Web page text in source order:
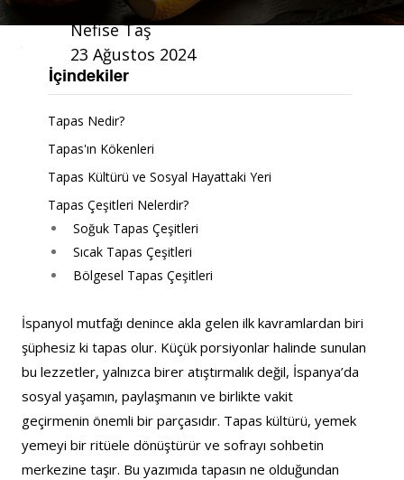
Nefise Taş
23 Ağustos 2024
İçindekiler
Tapas Nedir?
Tapas'ın Kökenleri
Tapas Kültürü ve Sosyal Hayattaki Yeri
Tapas Çeşitleri Nelerdir?
Soğuk Tapas Çeşitleri
Sıcak Tapas Çeşitleri
Bölgesel Tapas Çeşitleri
İspanyol mutfağı denince akla gelen ilk kavramlardan biri
şüphesiz ki tapas olur. Küçük porsiyonlar halinde sunulan
bu lezzetler, yalnızca birer atıştırmalık değil, İspanya’da
sosyal yaşamın, paylaşmanın ve birlikte vakit
geçirmenin önemli bir parçasıdır. Tapas kültürü, yemek
yemeyi bir ritüele dönüştürür ve sofrayı sohbetin
merkezine taşır. Bu yazımıda tapasın ne olduğundan